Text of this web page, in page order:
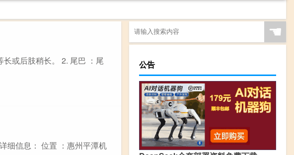
或后肢稍长。 2. 尾巴 ：尾
细信息： 位置 ：惠州平潭机
☚
公告